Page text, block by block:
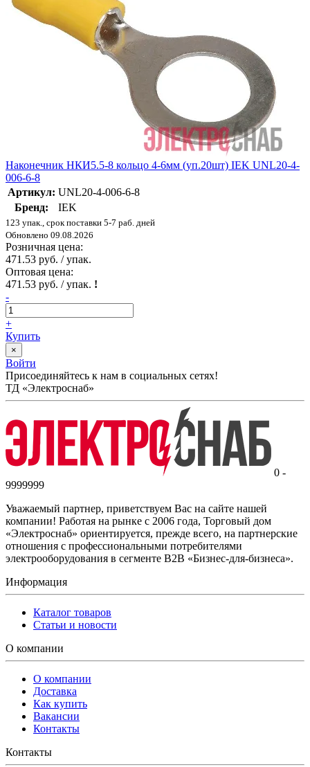
Наконечник НКИ5.5-8 кольцо 4-6мм (уп.20шт) IEK UNL20-4-
006-6-8
Артикул: UNL20-4-006-6-8
Бренд:
IEK
123 упак., срок поставки 5-7 раб. дней
Обновлено 09.08.2026
Розничная цена:
471.53 руб. / упак.
Оптовая цена:
471.53 руб. / упак. !
-
+
Купить
×
Войти
Присоединяйтесь к нам в социальных сетях!
ТД «Электроснаб»
0 -
9999999
Уважаемый партнер, приветствуем Вас на сайте нашей
компании! Работая на рынке с 2006 года, Торговый дом
«Электроснаб» ориентируется, прежде всего, на партнерские
отношения с профессиональными потребителями
электрооборудования в сегменте B2B «Бизнес-для-бизнеса».
Информация
Каталог товаров
Статьи и новости
О компании
О компании
Доставка
Как купить
Вакансии
Контакты
Контакты